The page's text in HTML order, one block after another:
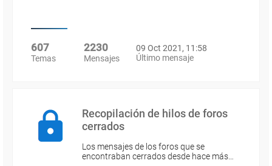
607
Temas
2230
Mensajes
09 Oct 2021, 11:58
Último mensaje
Recopilación de hilos de foros
cerrados
Los mensajes de los foros que se
encontraban cerrados desde hace más…